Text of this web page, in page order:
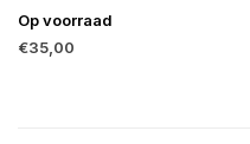
Op voorraad
€35,00